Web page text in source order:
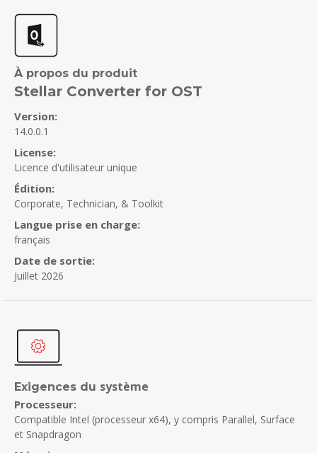
À propos du produit
Stellar Converter for OST
Version:
14.0.0.1
License:
Licence d'utilisateur unique
Édition:
Corporate, Technician, & Toolkit
Langue prise en charge:
français
Date de sortie:
Juillet 2026
Exigences du système
Processeur:
Compatible Intel (processeur x64), y compris Parallel, Surface
et Snapdragon